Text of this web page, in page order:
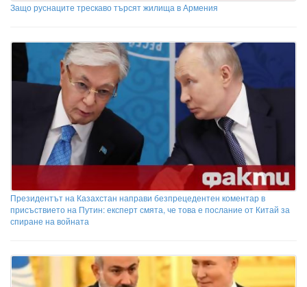
Защо руснаците трескаво търсят жилища в Армения
Президентът на Казахстан направи безпрецедентен коментар в
присъствието на Путин: експерт смята, че това е послание от Китай за
спиране на войната